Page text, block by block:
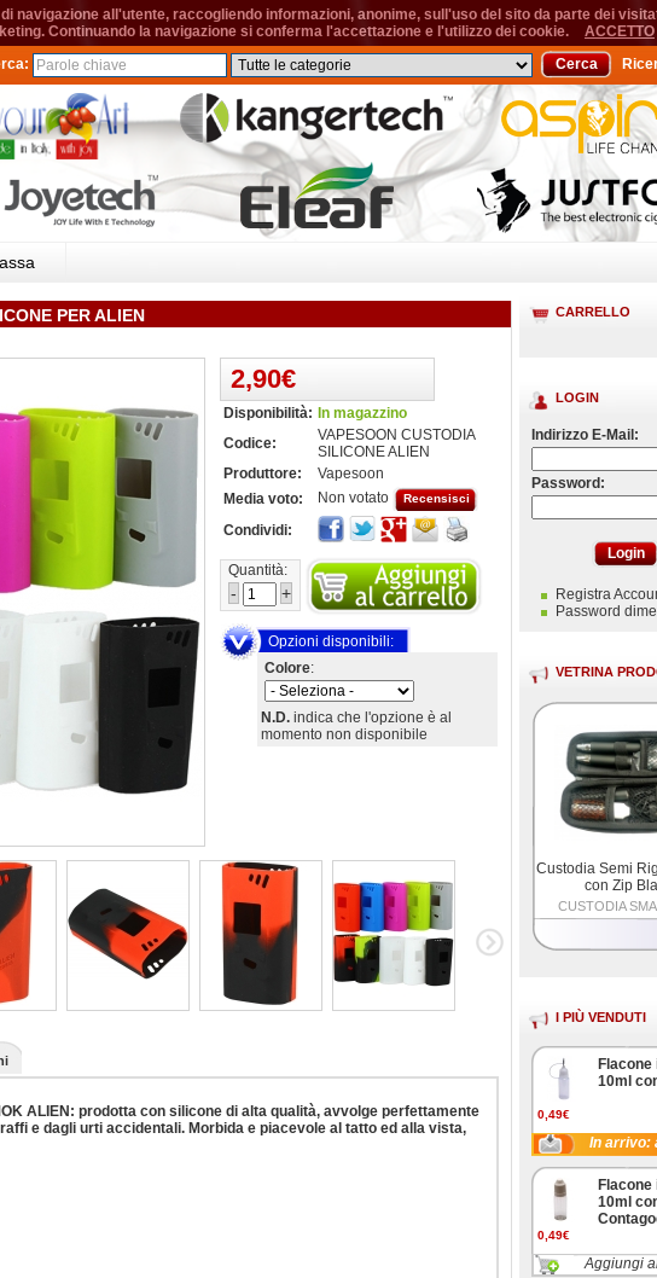
all'utente, raccogliendo informazioni, anonime, sull'uso del sito da parte dei
Continuando la navigazione si conferma l'accettazione e l'utilizzo dei cookie.
ACCETTO
Cerca
CARRELLO
LOGIN
Indirizzo E-Mail:
Password:
Login
Registra
Password
VETRINA
Custodia Semi
con Zip
CUSTODIA
I PIÙ VENDUTI
0,49€
Flacone
10ml
In arrivo:
0,49€
Flacone
10ml
Aggiungi
PER ALIEN
2,90€
Disponibilità: In magazzino
Codice:
VAPESOON CUSTODIA
SILICONE ALIEN
Produttore:
Vapesoon
Media voto:
Non votato Recensisci
Condividi:
Quantità:
- +
Opzioni disponibili:
Colore:
N.D. indica che l'opzione è al
momento non disponibile
ALIEN: prodotta con silicone di alta qualità, avvolge perfettamente
e dagli urti accidentali. Morbida e piacevole al tatto ed alla vista,